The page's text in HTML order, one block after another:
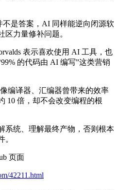
不是答案，AI 同样能逆向闭源软
区力量修补问题。
表示喜欢使用 AI 工具，也
的代码由 AI 编写”这类营销
编译器、汇编器曾带来的效率
10 倍，却不会改变编程的根
系统、理解最终产物，否则根本
。
页面
42211.html